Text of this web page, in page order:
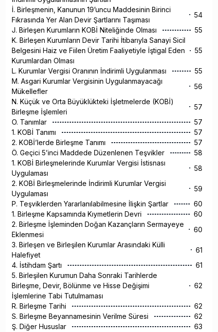
İ. Birleşmenin, Kanunun 19’uncu Maddesinin Birinci
Fıkrasında Yer Alan Devir Şartlarını Taşıması
54
J. Birleşen Kurumların KOBİ Niteliğinde Olması
55
K. Birleşen Kurumların Devir Tarihi İtibarıyla Sanayi Sicil
Belgesini Haiz ve Fiilen Üretim Faaliyetiyle İştigal Eden
Kurumlardan Olması
55
L. Kurumlar Vergisi Oranının İndirimli Uygulanması
55
M. Asgari Kurumlar Vergisinin Uygulanmayacağı
Mükellefler
56
N. Küçük ve Orta Büyüklükteki İşletmelerde (KOBİ)
Birleşme İşlemleri
57
O. Tanımlar
57
1. KOBİ Tanımı
57
2. KOBİ’lerde Birleşme Tanımı
57
Ö. Geçici 5’inci Maddede Düzenlenen Teşvikler
58
1. KOBİ Birleşmelerinde Kurumlar Vergisi İstisnası
Uygulaması
58
2. KOBİ Birleşmelerinde İndirimli Kurumlar Vergisi
Uygulaması
59
P. Teşviklerden Yararlanılabilmesine İlişkin Şartlar
60
1. Birleşme Kapsamında Kıymetlerin Devri
60
2. Birleşme İşleminden Doğan Kazançların Sermayeye
Eklenmesi
60
3. Birleşen ve Birleşilen Kurumlar Arasındaki Külli
Halefiyet
61
4. İstihdam Şartı
61
5. Birleşilen Kurumun Daha Sonraki Tarihlerde
Birleşme, Devir, Bölünme ve Hisse Değişimi
İşlemlerine Tabi Tutulmaması
62
R. Birleşme Tarihi
62
S. Birleşme Beyannamesinin Verilme Süresi
62
Ş. Diğer Hususlar
63